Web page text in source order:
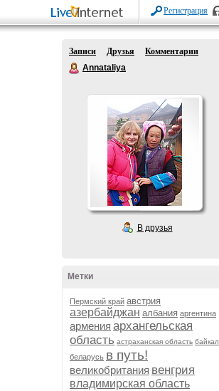
Регистрация
Записи Друзья
Комментарии
Annataliya
В друзья
Метки
Пермский край австрия
азербайджан албания аргентина
армения архангельская
область астраханская область байкал
беларусь в путь!
великобритания венгрия
владимирская область